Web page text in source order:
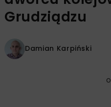
Grudziądzu
Damian Karpiński